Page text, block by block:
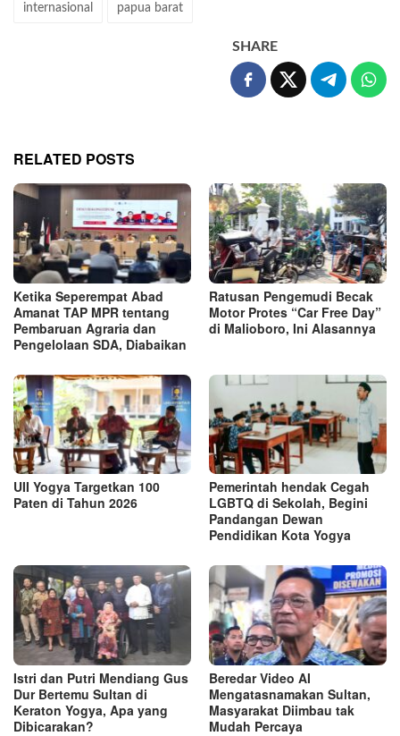
internasional papua barat
SHARE
RELATED POSTS
Ketika Seperempat Abad
Amanat TAP MPR tentang
Pembaruan Agraria dan
Pengelolaan SDA, Diabaikan
Ratusan Pengemudi Becak
Motor Protes “Car Free Day”
di Malioboro, Ini Alasannya
UII Yogya Targetkan 100
Paten di Tahun 2026
Pemerintah hendak Cegah
LGBTQ di Sekolah, Begini
Pandangan Dewan
Pendidikan Kota Yogya
Istri dan Putri Mendiang Gus
Dur Bertemu Sultan di
Keraton Yogya, Apa yang
Dibicarakan?
Beredar Video AI
Mengatasnamakan Sultan,
Masyarakat Diimbau tak
Mudah Percaya